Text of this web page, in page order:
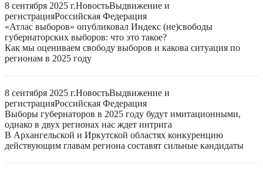
8 сентября 2025 г.НовостьВыдвижение и
регистрацияРоссийская Федерация
«Атлас выборов» опубликовал Индекс (не)свободы
губернаторских выборов: что это такое?
Как мы оцениваем свободу выборов и какова ситуация по
регионам в 2025 году
8 сентября 2025 г.НовостьВыдвижение и
регистрацияРоссийская Федерация
Выборы губернаторов в 2025 году будут имитационными,
однако в двух регионах нас ждет интрига
В Архангельской и Иркутской областях конкуренцию
действующим главам региона составят сильные кандидаты